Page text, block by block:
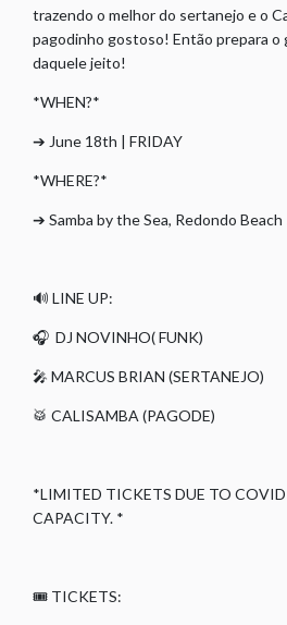
trazendo o melhor do sertanejo e o
pagodinho gostoso! Então prepara o
daquele jeito!
*WHEN?*
➔ June 18th | FRIDAY
*WHERE?*
➔ Samba by the Sea, Redondo
🔊 LINE UP:
🎧 DJ NOVINHO( FUNK)
🎤 MARCUS BRIAN (SERTANEJO)
🥁 CALISAMBA (PAGODE)
*LIMITED TICKETS DUE TO
CAPACITY. *
🎟️ TICKETS: